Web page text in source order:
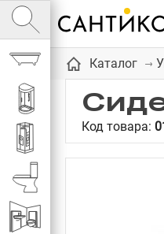
Ванны
Душевые кабины
Каталог
Код товара: